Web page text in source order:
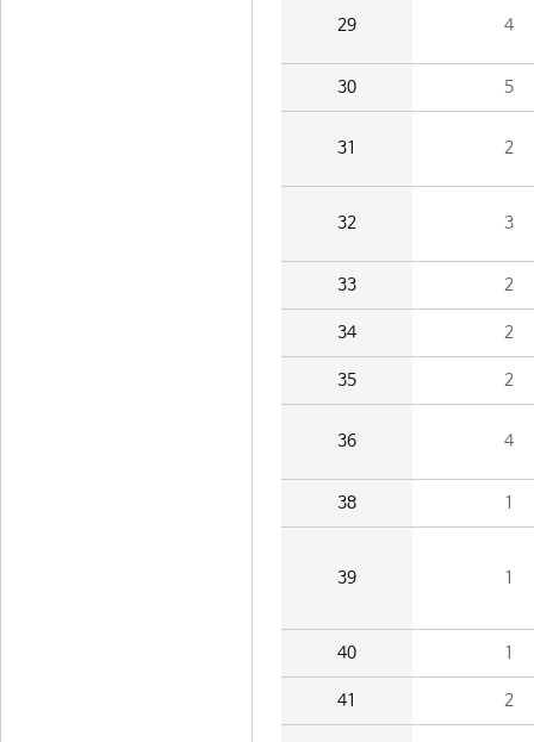
29 4
30 5
31 2
32 3
33 2
34 2
35 2
36 4
38 1
39 1
40 1
41 2